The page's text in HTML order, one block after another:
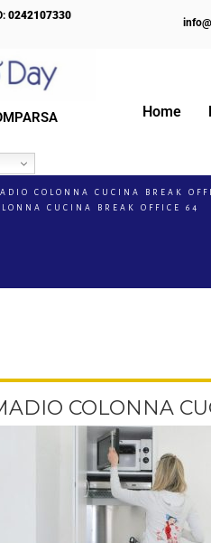
0242107330
Home
BLOG!
COLONNA CUCINA BREAK
CUCINA BREAK OFFICE 64
COLONNA